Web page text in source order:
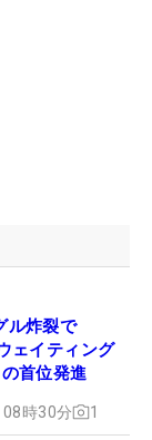
ル炸裂で
ェイティング
首位発進
時30分 1